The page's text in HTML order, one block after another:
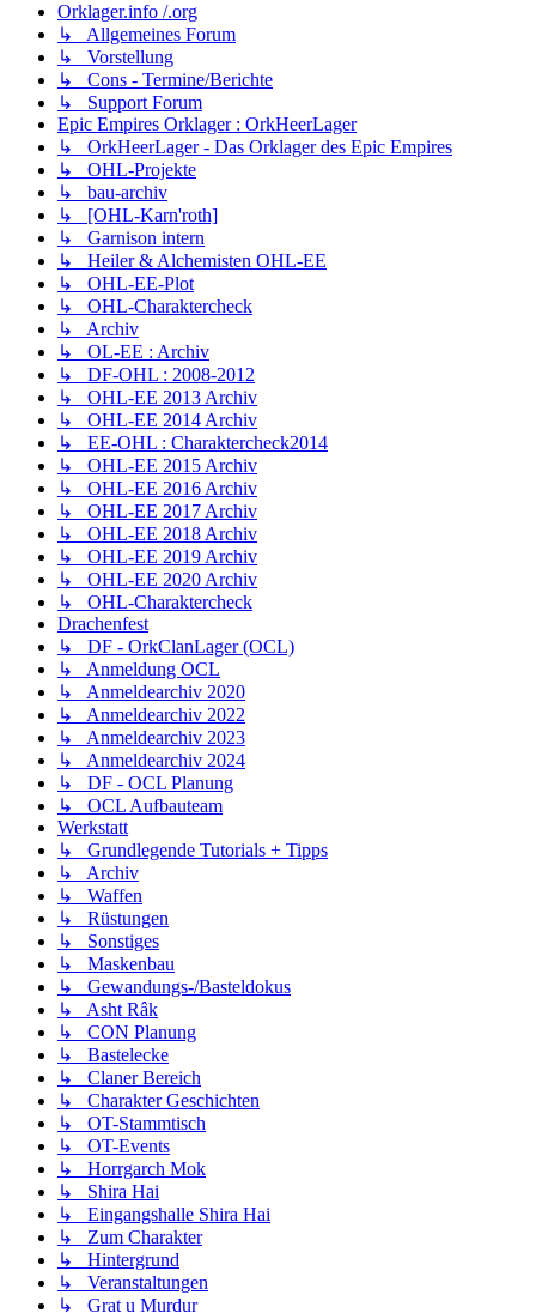
Orklager.info /.org
↳ Allgemeines Forum
↳ Vorstellung
↳ Cons - Termine/Berichte
↳ Support Forum
Epic Empires Orklager : OrkHeerLager
↳ OrkHeerLager - Das Orklager des Epic Empires
↳ OHL-Projekte
↳ bau-archiv
↳ [OHL-Karn'roth]
↳ Garnison intern
↳ Heiler & Alchemisten OHL-EE
↳ OHL-EE-Plot
↳ OHL-Charaktercheck
↳ Archiv
↳ OL-EE : Archiv
↳ DF-OHL : 2008-2012
↳ OHL-EE 2013 Archiv
↳ OHL-EE 2014 Archiv
↳ EE-OHL : Charaktercheck2014
↳ OHL-EE 2015 Archiv
↳ OHL-EE 2016 Archiv
↳ OHL-EE 2017 Archiv
↳ OHL-EE 2018 Archiv
↳ OHL-EE 2019 Archiv
↳ OHL-EE 2020 Archiv
↳ OHL-Charaktercheck
Drachenfest
↳ DF - OrkClanLager (OCL)
↳ Anmeldung OCL
↳ Anmeldearchiv 2020
↳ Anmeldearchiv 2022
↳ Anmeldearchiv 2023
↳ Anmeldearchiv 2024
↳ DF - OCL Planung
↳ OCL Aufbauteam
Werkstatt
↳ Grundlegende Tutorials + Tipps
↳ Archiv
↳ Waffen
↳ Rüstungen
↳ Sonstiges
↳ Maskenbau
↳ Gewandungs-/Basteldokus
↳ Asht Râk
↳ CON Planung
↳ Bastelecke
↳ Claner Bereich
↳ Charakter Geschichten
↳ OT-Stammtisch
↳ OT-Events
↳ Horrgarch Mok
↳ Shira Hai
↳ Eingangshalle Shira Hai
↳ Zum Charakter
↳ Hintergrund
↳ Veranstaltungen
↳ Grat u Murdur